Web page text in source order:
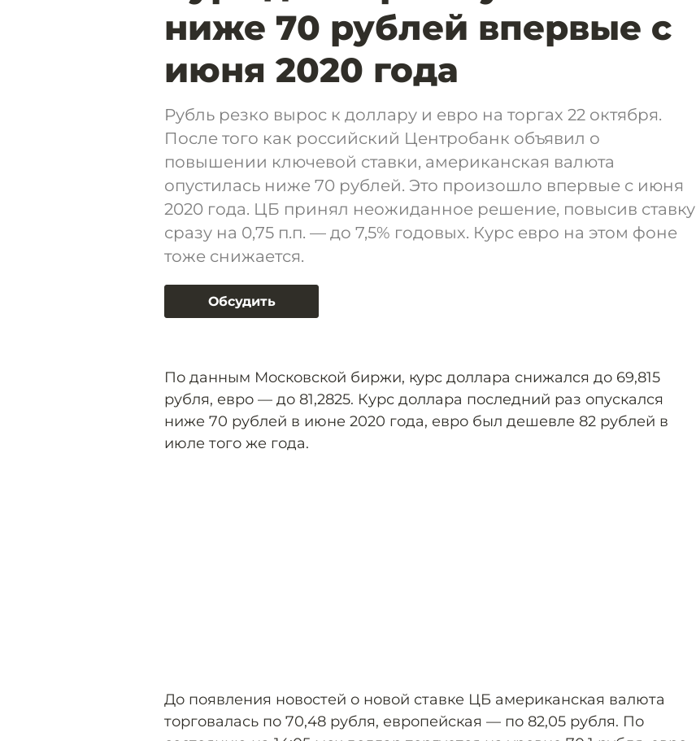
ниже 70 рублей впервые с
июня 2020 года
Рубль резко вырос к доллару и евро на торгах 22 октября.
После того как российский Центробанк объявил о
повышении ключевой ставки, американская валюта
опустилась ниже 70 рублей. Это произошло впервые с июня
2020 года. ЦБ принял неожиданное решение, повысив ставку
сразу на 0,75 п.п. — до 7,5% годовых. Курс евро на этом фоне
тоже снижается.
Обсудить
По данным Московской биржи, курс доллара снижался до 69,815
рубля, евро — до 81,2825. Курс доллара последний раз опускался
ниже 70 рублей в июне 2020 года, евро был дешевле 82 рублей в
июле того же года.
До появления новостей о новой ставке ЦБ американская валюта
торговалась по 70,48 рубля, европейская — по 82,05 рубля. По